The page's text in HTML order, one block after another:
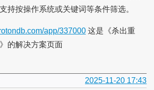
持按操作系统或关键词等条件筛选。
app/337000这是《杀出重
的解决方案页面
2025-11-20 17:43